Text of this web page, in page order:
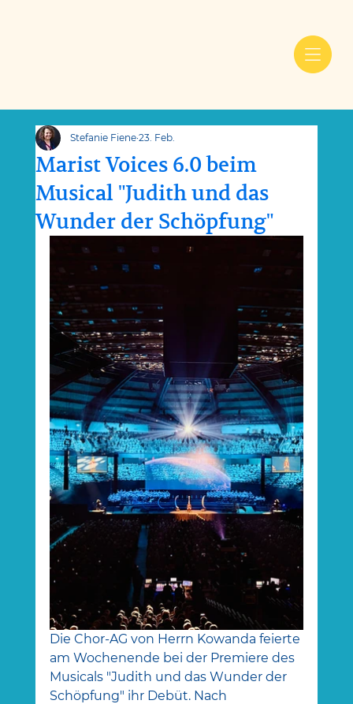
Marist Voices 6.0 beim
Musical "Judith und das
Wunder der Schöpfung"
Stefanie Fiene 23. Feb.
Die Chor-AG von Herrn Kowanda feierte
am Wochenende bei der Premiere des
Musicals "Judith und das Wunder der
Schöpfung" ihr Debüt. Nach